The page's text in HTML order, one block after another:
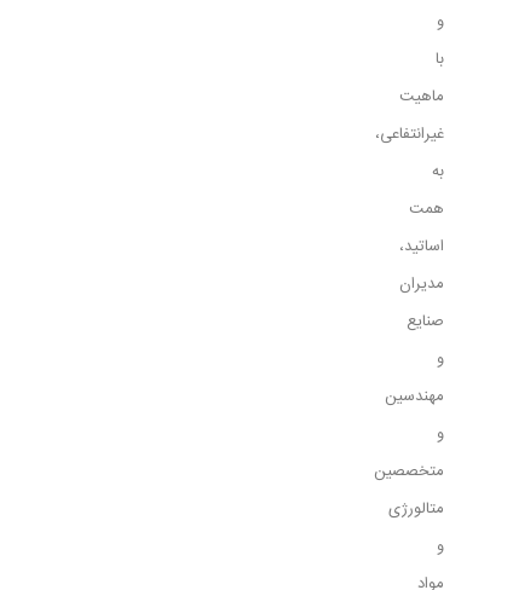
و
با
ماهيت
غيرانتفاعی،
به
همت
اساتيد،
مديران
صنايع
و
مهندسين
و
متخصصين
متالورژی
و
مواد